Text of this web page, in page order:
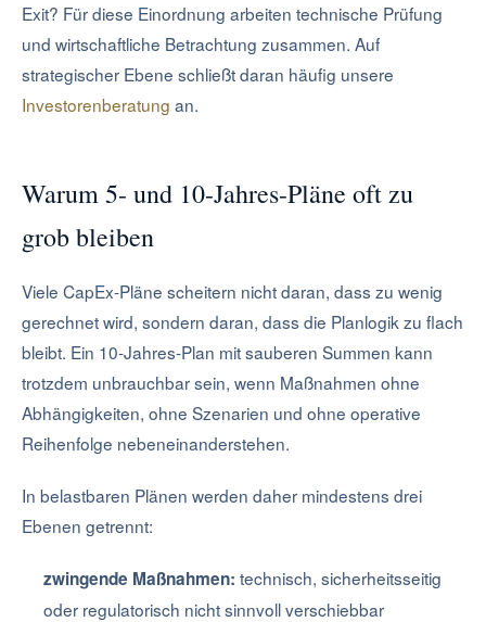
Exit? Für diese Einordnung arbeiten technische Prüfung
und wirtschaftliche Betrachtung zusammen. Auf
strategischer Ebene schließt daran häufig unsere
Investorenberatung an.
Warum 5- und 10-Jahres-Pläne oft zu
grob bleiben
Viele CapEx-Pläne scheitern nicht daran, dass zu wenig
gerechnet wird, sondern daran, dass die Planlogik zu flach
bleibt. Ein 10-Jahres-Plan mit sauberen Summen kann
trotzdem unbrauchbar sein, wenn Maßnahmen ohne
Abhängigkeiten, ohne Szenarien und ohne operative
Reihenfolge nebeneinanderstehen.
In belastbaren Plänen werden daher mindestens drei
Ebenen getrennt:
zwingende Maßnahmen: technisch, sicherheitsseitig
oder regulatorisch nicht sinnvoll verschiebbar